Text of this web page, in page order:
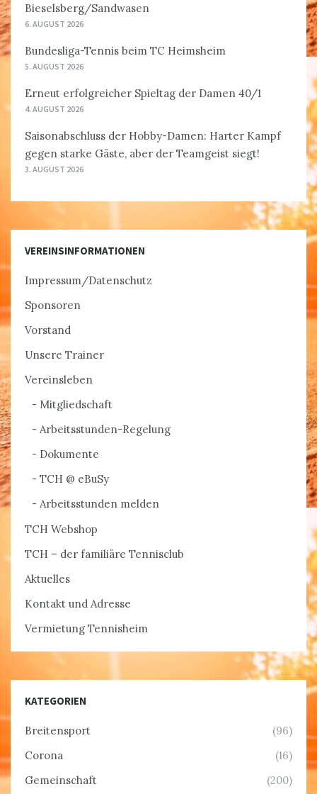
Bieselsberg/Sandwasen
6. AUGUST 2026
Bundesliga-Tennis beim TC Heimsheim
5. AUGUST 2026
Erneut erfolgreicher Spieltag der Damen 40/1
4. AUGUST 2026
Saisonabschluss der Hobby-Damen: Harter Kampf
gegen starke Gäste, aber der Teamgeist siegt!
3. AUGUST 2026
VEREINSINFORMATIONEN
Impressum/Datenschutz
Sponsoren
Vorstand
Unsere Trainer
Vereinsleben
Mitgliedschaft
Arbeitsstunden-Regelung
Dokumente
TCH @ eBuSy
Arbeitsstunden melden
TCH Webshop
TCH – der familiäre Tennisclub
Aktuelles
Kontakt und Adresse
Vermietung Tennisheim
KATEGORIEN
Breitensport
(96)
Corona
(16)
Gemeinschaft
(200)